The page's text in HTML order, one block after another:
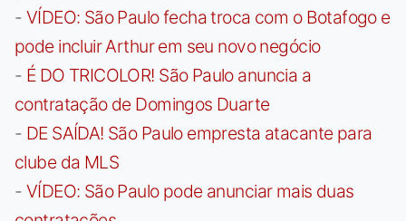
- VÍDEO: São Paulo fecha troca com o Botafogo e
pode incluir Arthur em seu novo negócio
- É DO TRICOLOR! São Paulo anuncia a
contratação de Domingos Duarte
- DE SAÍDA! São Paulo empresta atacante para
clube da MLS
- VÍDEO: São Paulo pode anunciar mais duas